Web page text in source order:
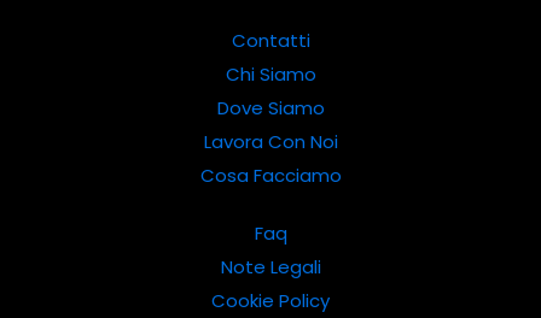
Contatti
Chi Siamo
Dove Siamo
Lavora Con Noi
Cosa Facciamo
Faq
Note Legali
Cookie Policy